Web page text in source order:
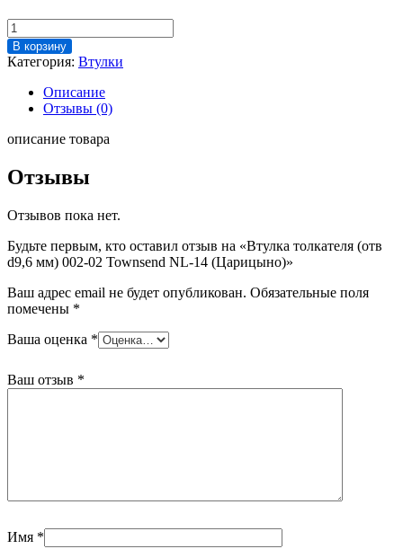
Количество
товара
Втулка
толкателя
(отв
d9,6
002-
Townsend
NL-
(Царицыно)
В корзину
Категория: Втулки
Описание
Отзывы (0)
описание товара
Отзывы
Отзывов пока нет.
Будьте первым, кто оставил отзыв на «Втулка толкателя (отв
d9,6 мм) 002-02 Townsend NL-14 (Царицыно)»
Ваш адрес email не будет опубликован. Обязательные поля
помечены *
Ваша оценка *
Ваш отзыв *
Имя *